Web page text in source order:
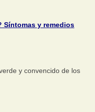
Síntomas y remedios
y convencido de los